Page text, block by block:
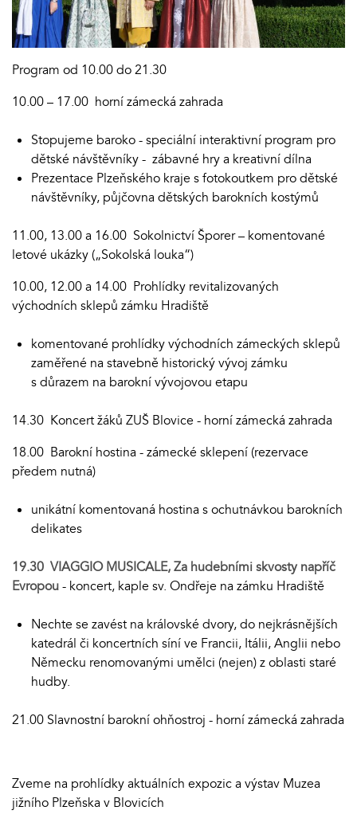
Program od 10.00 do 21.30
10.00 – 17.00 horní zámecká zahrada
Stopujeme baroko - speciální interaktivní program pro
dětské návštěvníky - zábavné hry a kreativní dílna
Prezentace Plzeňského kraje s fotokoutkem pro dětské
návštěvníky, půjčovna dětských barokních kostýmů
11.00, 13.00 a 16.00 Sokolnictví Šporer – komentované
letové ukázky („Sokolská louka“)
10.00, 12.00 a 14.00 Prohlídky revitalizovaných
východních sklepů zámku Hradiště
komentované prohlídky východních zámeckých sklepů
zaměřené na stavebně historický vývoj zámku
s důrazem na barokní vývojovou etapu
14.30 Koncert žáků ZUŠ Blovice - horní zámecká zahrada
18.00 Barokní hostina - zámecké sklepení (rezervace
předem nutná)
unikátní komentovaná hostina s ochutnávkou barokních
delikates
19.30 VIAGGIO MUSICALE, Za hudebními skvosty napříč
Evropou- koncert, kaple sv. Ondřeje na zámku Hradiště
Nechte se zavést na královské dvory, do nejkrásnějších
katedrál či koncertních síní ve Francii, Itálii, Anglii nebo
Německu renomovanými umělci (nejen) z oblasti staré
hudby.
21.00 Slavnostní barokní ohňostroj - horní zámecká zahrada
Zveme na prohlídky aktuálních expozic a výstav Muzea
jižního Plzeňska v Blovicích